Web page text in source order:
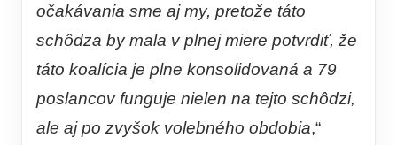
očakávania sme aj my, pretože táto
schôdza by mala v plnej miere potvrdiť, že
táto koalícia je plne konsolidovaná a 79
poslancov funguje nielen na tejto schôdzi,
ale aj po zvyšok volebného obdobia,“